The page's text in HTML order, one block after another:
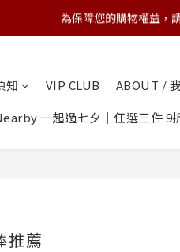
💌 Nearby收藏家｜
為保障您的購物權益，
知 VIP CLUB ABOUT /
一起過七夕｜任選三件 9
推薦